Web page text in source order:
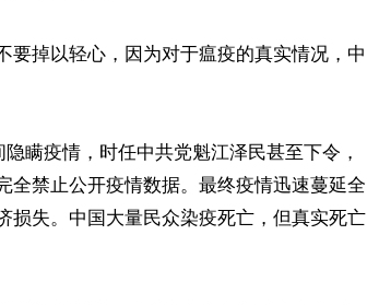
要掉以轻心，因为对于瘟疫的真实情况，中
瞒疫情，时任中共党魁江泽民甚至下令，
全禁止公开疫情数据。最终疫情迅速蔓延全
损失。中国大量民众染疫死亡，但真实死亡